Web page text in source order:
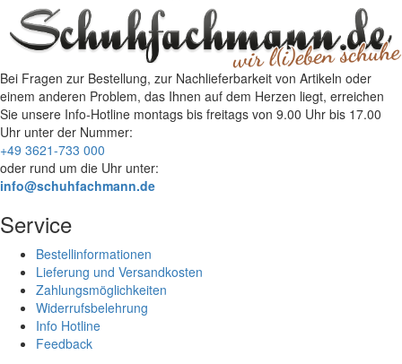
Bei Fragen zur Bestellung, zur Nachlieferbarkeit von Artikeln oder
einem anderen Problem, das Ihnen auf dem Herzen liegt, erreichen
Sie unsere Info-Hotline montags bis freitags von 9.00 Uhr bis 17.00
Uhr unter der Nummer:
+49 3621-733 000
oder rund um die Uhr unter:
info@schuhfachmann.de
Service
Bestellinformationen
Lieferung und Versandkosten
Zahlungsmöglichkeiten
Widerrufsbelehrung
Info Hotline
Feedback